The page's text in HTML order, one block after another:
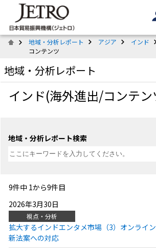
地域・分析レポート アジア インド
コンテンツ
地域・分析レポート
インド(海外進出/コンテン
地域・分析レポート検索
9件中 1から9件目
2026年3月30日
視点・分析
拡大するインドエンタメ市場（3）オンライ
新法案への対応